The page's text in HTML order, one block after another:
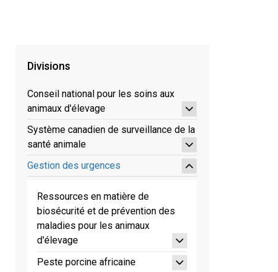
Divisions
Conseil national pour les soins aux
animaux d'élevage
Système canadien de surveillance de la
santé animale
Gestion des urgences
Ressources en matière de
biosécurité et de prévention des
maladies pour les animaux
d'élevage
Peste porcine africaine